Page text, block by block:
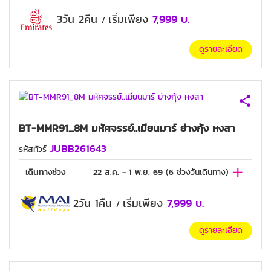
3วัน 2คืน / เริ่มเพียง 7,999 บ.
ดูรายละเอียด
BT-MMR91_8M มหัศจรรย์..เมียนมาร์ ย่างกุ้ง หงสา
รหัสทัวร์ JUBB261643
เดินทางช่วง 22 ส.ค. - 1 พ.ย. 69 (6 ช่วงวันเดินทาง)
2วัน 1คืน / เริ่มเพียง 7,999 บ.
ดูรายละเอียด